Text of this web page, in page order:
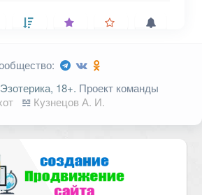
email не будет
Обязательные поля
18+. Проект команды
𝌴 Кузнецов А. И.